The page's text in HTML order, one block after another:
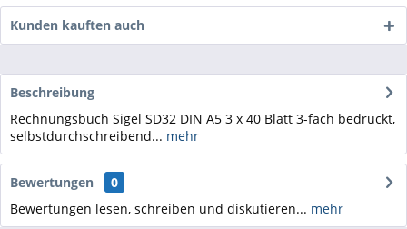
Kunden kauften auch
Beschreibung
Rechnungsbuch Sigel SD32 DIN A5 3 x 40 Blatt 3-fach bedruckt,
selbstdurchschreibend... mehr
Bewertungen
0
Bewertungen lesen, schreiben und diskutieren... mehr